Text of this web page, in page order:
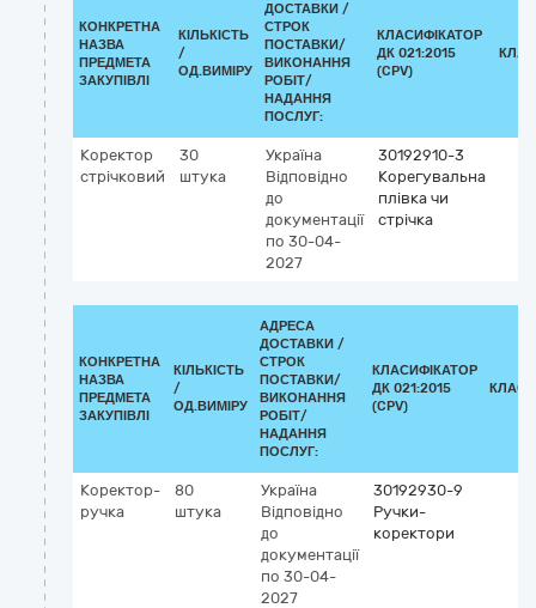
КОНКРЕТНА
НАЗВА
ПРЕДМЕТА
ЗАКУПІВЛІ
КІЛЬКІСТЬ
/
ОД.ВИМІРУ
ДОСТАВКИ /
СТРОК
ПОСТАВКИ/
ВИКОНАННЯ
РОБІТ/
НАДАННЯ
ПОСЛУГ:
КЛАСИФІКАТОР
ДК 021:2015
(CPV)
Коректор
стрічковий
30
штука
Україна
Відповідно
до
документації
по 30-04-
2027
30192910-3
Корегувальна
плівка чи
стрічка
КОНКРЕТНА
НАЗВА
ПРЕДМЕТА
ЗАКУПІВЛІ
КІЛЬКІСТЬ
/
ОД.ВИМІРУ
АДРЕСА
ДОСТАВКИ /
СТРОК
ПОСТАВКИ/
ВИКОНАННЯ
РОБІТ/
НАДАННЯ
ПОСЛУГ:
КЛАСИФІКАТОР
ДК 021:2015
(CPV)
Коректор-
ручка
80
штука
Україна
Відповідно
до
документації
по 30-04-
2027
30192930-9
Ручки-
коректори